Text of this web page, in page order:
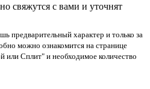
свяжутся с вами и уточнят
предварительный характер и только за
можно ознакомится на странице
или Сплит" и необходимое количество